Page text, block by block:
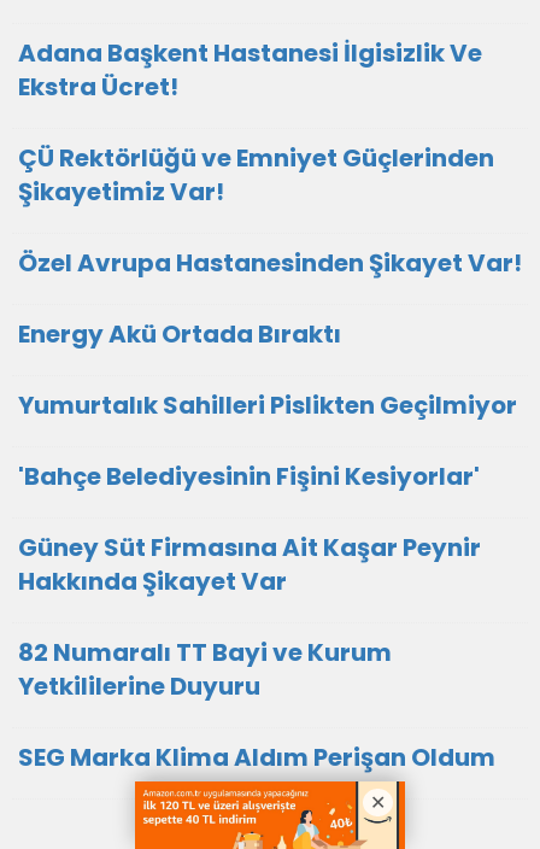
Adana Başkent Hastanesi İlgisizlik Ve
Ekstra Ücret!
ÇÜ Rektörlüğü ve Emniyet Güçlerinden
Şikayetimiz Var!
Özel Avrupa Hastanesinden Şikayet Var!
Energy Akü Ortada Bıraktı
Yumurtalık Sahilleri Pislikten Geçilmiyor
'Bahçe Belediyesinin Fişini Kesiyorlar'
Güney Süt Firmasına Ait Kaşar Peynir
Hakkında Şikayet Var
82 Numaralı TT Bayi ve Kurum
Yetkililerine Duyuru
SEG Marka Klima Aldım Perişan Oldum